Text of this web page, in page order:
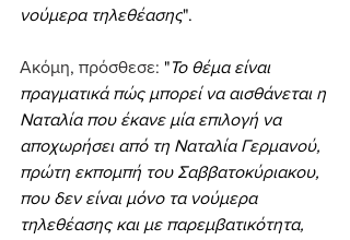
νούμερα τηλεθέασης".
Ακόμη, πρόσθεσε: "Το θέμα είναι
πραγματικά πώς μπορεί να αισθάνεται η
Ναταλία που έκανε μία επιλογή να
αποχωρήσει από τη Ναταλία Γερμανού,
πρώτη εκπομπή του Σαββατοκύριακου,
που δεν είναι μόνο τα νούμερα
τηλεθέασης και με παρεμβατικότητα,